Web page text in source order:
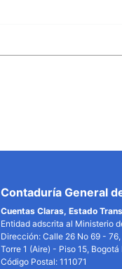
Contaduría General
Cuentas Claras, Estado
Entidad adscrita al Ministerio
Dirección: Calle 26 No 69 -
Torre 1 (Aire) - Piso 15, Bogotá
Código Postal: 111071